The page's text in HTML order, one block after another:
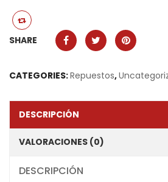
SHARE
CATEGORIES:Repuestos,
DESCRIPCIÓN
VALORACIONES (0)
DESCRIPCIÓN